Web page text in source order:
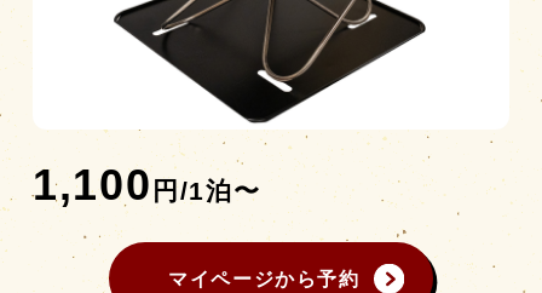
1,100円/1泊〜
マイページから予約